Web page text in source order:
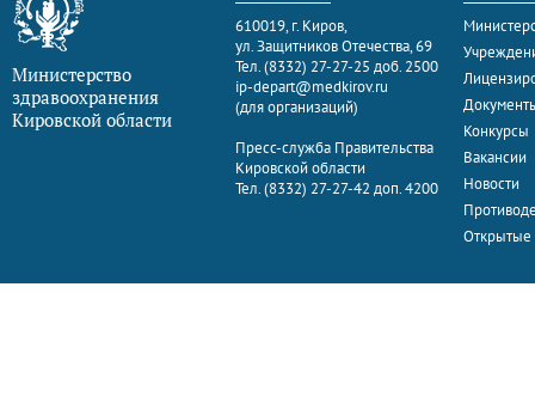
Министерство
здравоохранения
Кировской области
610019, г. Киров,
ул. Защитников Отечества, 69
Тел. (8332) 27-27-25 доб. 2500
ip-depart@medkirov.ru
(для организаций)
Пресс-служба Правительства
Кировской области
Тел. (8332) 27-27-42 доп. 4200
Конкурсы
Вакансии
Новости